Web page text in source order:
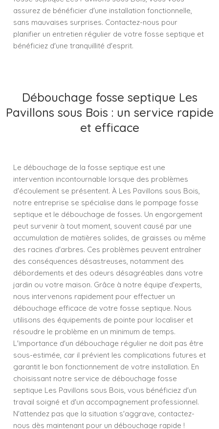
assurez de bénéficier d'une installation fonctionnelle,
sans mauvaises surprises. Contactez-nous pour
planifier un entretien régulier de votre fosse septique et
bénéficiez d'une tranquillité d'esprit.
Débouchage fosse septique Les
Pavillons sous Bois : un service rapide
et efficace
Le débouchage de la fosse septique est une
intervention incontournable lorsque des problèmes
d'écoulement se présentent. À Les Pavillons sous Bois,
notre entreprise se spécialise dans le pompage fosse
septique et le débouchage de fosses. Un engorgement
peut survenir à tout moment, souvent causé par une
accumulation de matières solides, de graisses ou même
des racines d'arbres. Ces problèmes peuvent entraîner
des conséquences désastreuses, notamment des
débordements et des odeurs désagréables dans votre
jardin ou votre maison. Grâce à notre équipe d'experts,
nous intervenons rapidement pour effectuer un
débouchage efficace de votre fosse septique. Nous
utilisons des équipements de pointe pour localiser et
résoudre le problème en un minimum de temps.
L'importance d'un débouchage régulier ne doit pas être
sous-estimée, car il prévient les complications futures et
garantit le bon fonctionnement de votre installation. En
choisissant notre service de débouchage fosse
septique Les Pavillons sous Bois, vous bénéficiez d'un
travail soigné et d'un accompagnement professionnel.
N'attendez pas que la situation s'aggrave, contactez-
nous dès maintenant pour un débouchage rapide !